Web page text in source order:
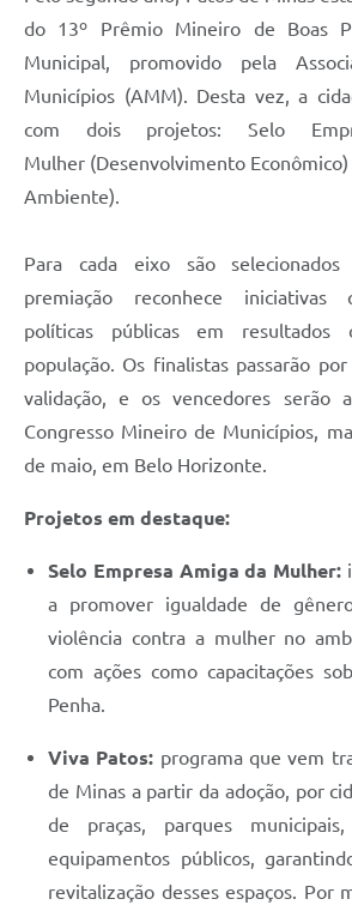
do 13º Prêmio Mineiro de Boas
Municipal, promovido pela
Municípios (AMM). Desta vez, a
com dois projetos: Selo
Mulher (Desenvolvimento
Ambiente).
Para cada eixo são
premiação reconhece iniciativas
políticas públicas em resultados
população. Os finalistas passarão
validação, e os vencedores serão
Congresso Mineiro de Municípios,
de maio, em Belo Horizonte.
Projetos em destaque:
Selo Empresa Amiga da Mulher:
a promover igualdade de
violência contra a mulher no
com ações como capacitações
Penha.
Viva Patos: programa que vem
de Minas a partir da adoção, por
de praças, parques
equipamentos públicos,
revitalização desses espaços. Por